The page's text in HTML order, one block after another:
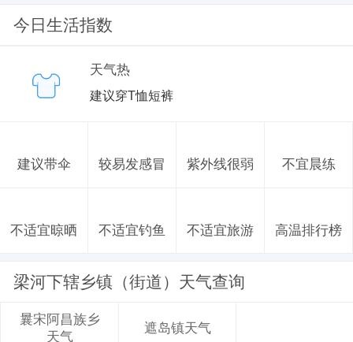
今日生活指数
天气热
建议穿T恤短裤
建议带伞 较易发感冒 紫外线很弱 不宜晨练
不适宜晾晒 不适宜钓鱼 不适宜旅游 高温排行榜
梁河下辖乡镇（街道）天气查询
曩宋阿昌族乡
天气
遮岛镇天气